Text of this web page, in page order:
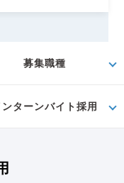
募集職種
ンターンバイト採用